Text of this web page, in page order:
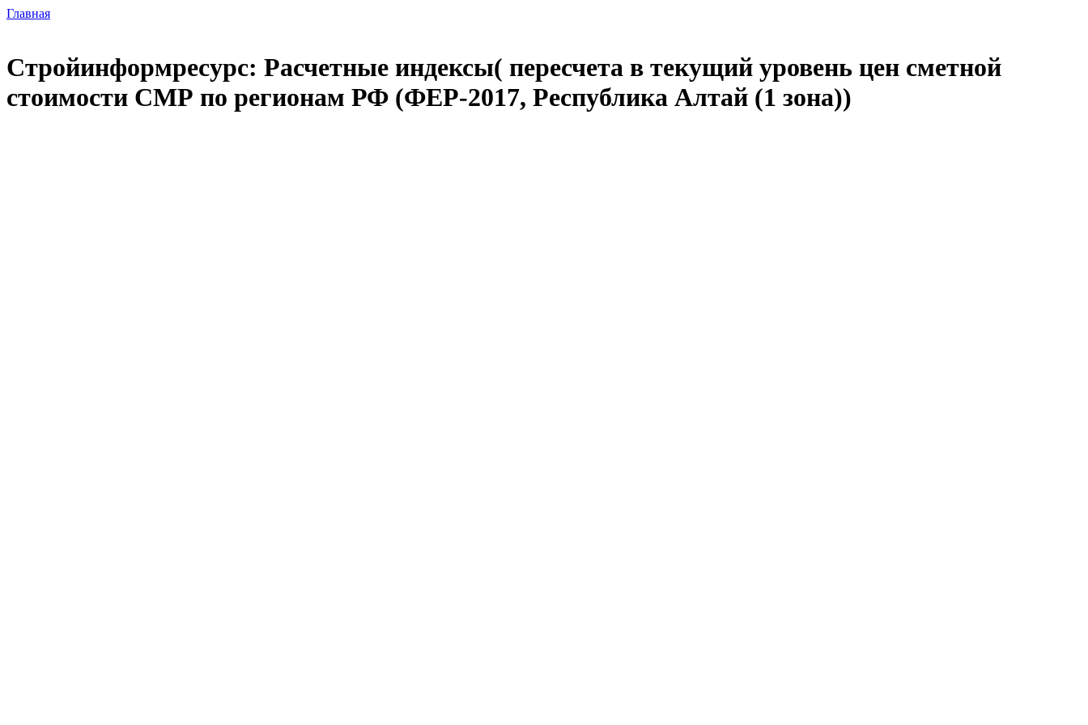
Главная
Стройинформресурс: Расчетные индексы( пересчета в текущий уровень цен сметной
стоимости СМР по регионам РФ (ФЕР-2017, Республика Алтай (1 зона))